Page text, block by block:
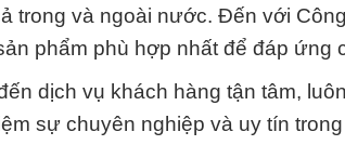
trong và ngoài nước. Đến với
phẩm phù hợp nhất để đáp ứng
dịch vụ khách hàng tận tâm,
sự chuyên nghiệp và uy tín